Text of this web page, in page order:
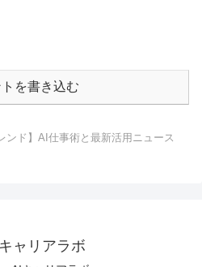
を書き込む
ンド】AI仕事術と最新活用ニュース
ャリアラボ